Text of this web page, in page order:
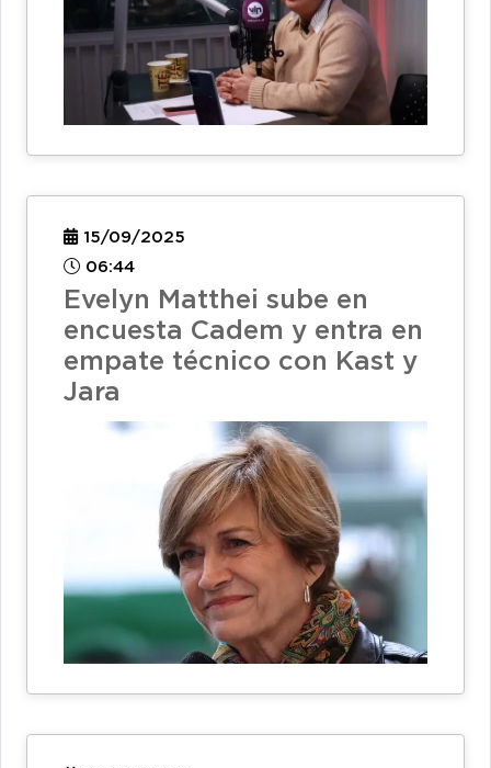
15/09/2025
06:44
Evelyn Matthei sube en
encuesta Cadem y entra en
empate técnico con Kast y
Jara